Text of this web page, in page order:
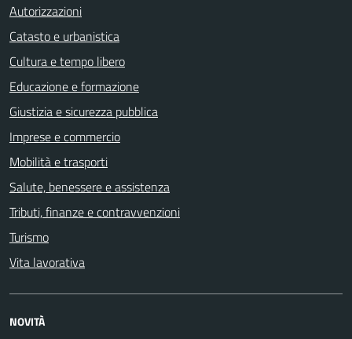
Autorizzazioni
Catasto e urbanistica
Cultura e tempo libero
Educazione e formazione
Giustizia e sicurezza pubblica
Imprese e commercio
Mobilità e trasporti
Salute, benessere e assistenza
Tributi, finanze e contravvenzioni
Turismo
Vita lavorativa
NOVITÀ